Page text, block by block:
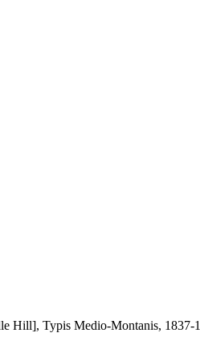
Hill], Typis Medio-Montanis, 1837-